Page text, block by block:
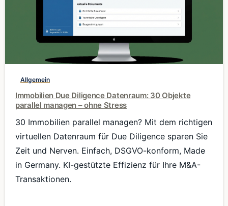
Allgemein
Immobilien Due Diligence Datenraum: 30 Objekte
parallel managen – ohne Stress
30 Immobilien parallel managen? Mit dem richtigen
virtuellen Datenraum für Due Diligence sparen Sie
Zeit und Nerven. Einfach, DSGVO-konform, Made
in Germany. KI-gestützte Effizienz für Ihre M&A-
Transaktionen.